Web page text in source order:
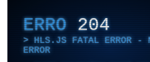
ERRO204
HLS.JS FATAL ERROR -
ERROR